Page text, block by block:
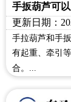
手扳葫芦可
更新日期：
手拉葫芦和手
有起重、牵引
合。...